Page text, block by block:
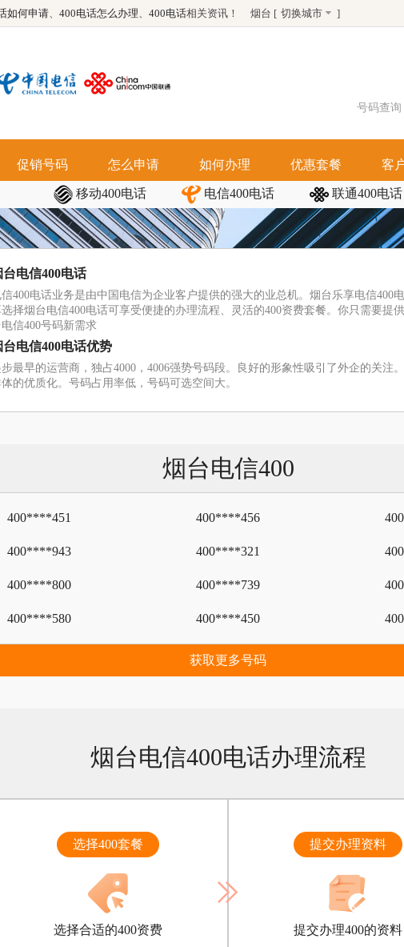
如何申请、 400电话怎么办理、 400电话相关资讯！ 烟台 [ 切换城市 ]
号码查询
促销号码 怎么申请 如何办理 优惠套餐 客
移动400电话 电信400电话 联通400电话
台电信400电话
信400电话业务是由中国电信为企业客户提供的强大的业总机。烟台乐享电信400
择烟台电信400电话可享受便捷的办理流程、灵活的400资费套餐。你只需要提
电信400号码新需求
台电信400电话优势
步最早的运营商，独占4000，4006强势号码段。良好的形象性吸引了外企的关
的优质化。号码占用率低，号码可选空间大。
烟台电信400
400****451 400****456
400****943 400****321
400****800 400****739
400****580 400****450
获取更多号码
烟台电信400电话办理流程
选择400套餐
选择合适的400资费
提交办理资料
提交办理400的资料